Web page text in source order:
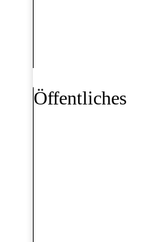
Öffentliches